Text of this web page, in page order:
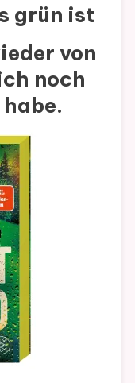
grün ist
von
noch